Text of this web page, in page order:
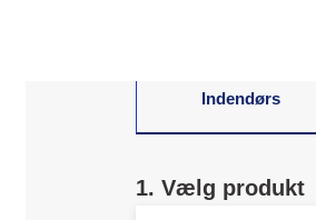
Indendørs
1. Vælg produkt